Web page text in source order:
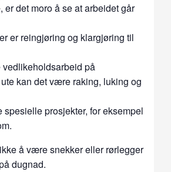
er det moro å se at arbeidet går
er reingjøring og klargjøring til
vedlikeholdsarbeid på
kan det være raking, luking og
prosjekter, for eksempel
å være snekker eller rørlegger
dugnad.